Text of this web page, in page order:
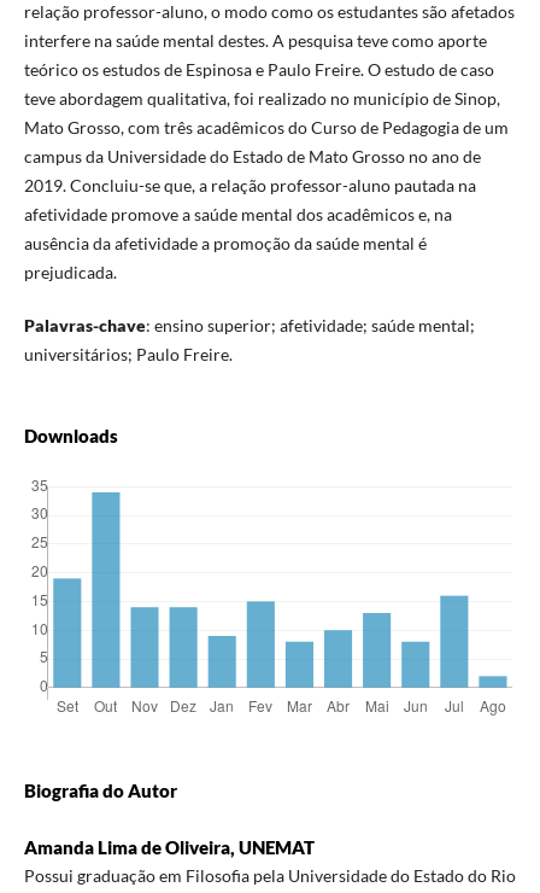
relação professor-aluno, o modo como os estudantes são afetados
interfere na saúde mental destes. A pesquisa teve como aporte
teórico os estudos de Espinosa e Paulo Freire. O estudo de caso
teve abordagem qualitativa, foi realizado no município de Sinop,
Mato Grosso, com três acadêmicos do Curso de Pedagogia de um
campus da Universidade do Estado de Mato Grosso no ano de
2019. Concluiu-se que, a relação professor-aluno pautada na
afetividade promove a saúde mental dos acadêmicos e, na
ausência da afetividade a promoção da saúde mental é
prejudicada.
Palavras-chave: ensino superior; afetividade; saúde mental;
universitários; Paulo Freire.
Downloads
Biografia do Autor
Amanda Lima de Oliveira, UNEMAT
Possui graduação em Filosofia pela Universidade do Estado do Rio